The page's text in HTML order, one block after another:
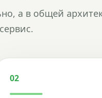
а в общей
02